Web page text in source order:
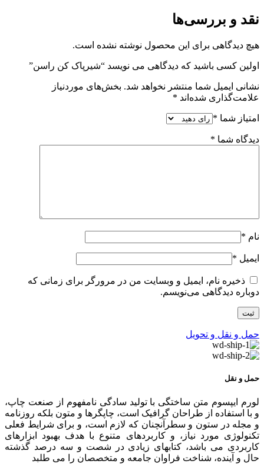
نقد و بررسی‌ها
هیچ دیدگاهی برای این محصول نوشته نشده است.
اولین کسی باشید که دیدگاهی می نویسد “شیرپاک کن راسن”
نشانی ایمیل شما منتشر نخواهد شد. بخش‌های موردنیاز
علامت‌گذاری شده‌اند *
امتیاز شما *
دیدگاه شما *
نام *
ایمیل *
ذخیره نام، ایمیل و وبسایت من در مرورگر برای زمانی که
دوباره دیدگاهی می‌نویسم.
حمل و نقل و تحویل
حمل و نقل
لورم ایپسوم متن ساختگی با تولید سادگی نامفهوم از صنعت چاپ،
و با استفاده از طراحان گرافیک است، چاپگرها و متون بلکه روزنامه
و مجله در ستون و سطرآنچنان که لازم است، و برای شرایط فعلی
تکنولوژی مورد نیاز، و کاربردهای متنوع با هدف بهبود ابزارهای
کاربردی می باشد، کتابهای زیادی در شصت و سه درصد گذشته
حال و آینده، شناخت فراوان جامعه و متخصصان را می طلبد